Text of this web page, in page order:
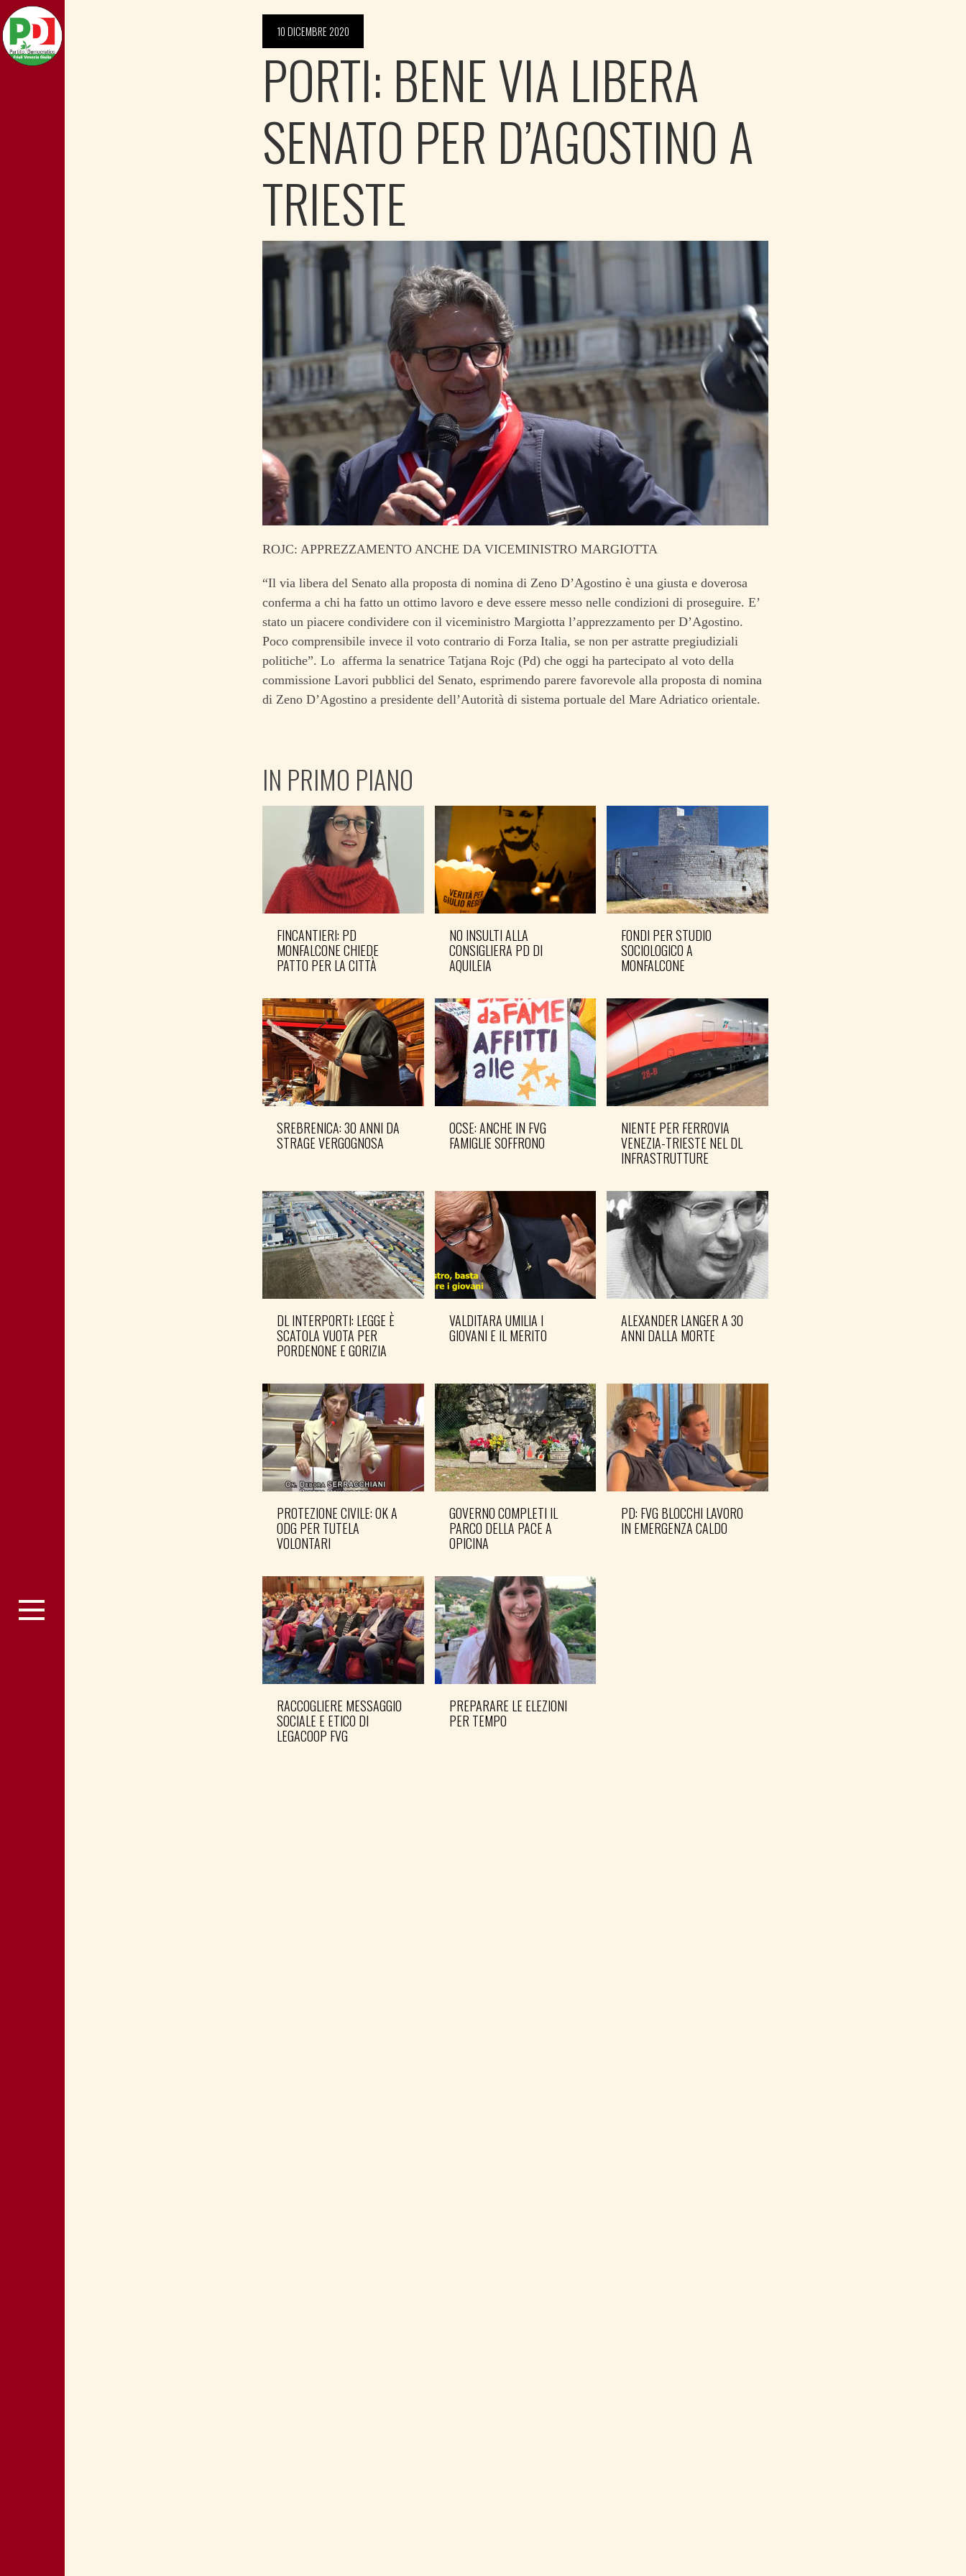
10 DICEMBRE 2020
PORTI: BENE VIA LIBERA
SENATO PER D’AGOSTINO A
TRIESTE
ROJC: APPREZZAMENTO ANCHE DA VICEMINISTRO MARGIOTTA
“Il via libera del Senato alla proposta di nomina di Zeno D’Agostino è una giusta e doverosa
conferma a chi ha fatto un ottimo lavoro e deve essere messo nelle condizioni di proseguire. E’
stato un piacere condividere con il viceministro Margiotta l’apprezzamento per D’Agostino.
Poco comprensibile invece il voto contrario di Forza Italia, se non per astratte pregiudiziali
politiche”. Lo afferma la senatrice Tatjana Rojc (Pd) che oggi ha partecipato al voto della
commissione Lavori pubblici del Senato, esprimendo parere favorevole alla proposta di nomina
di Zeno D’Agostino a presidente dell’Autorità di sistema portuale del Mare Adriatico orientale.
IN PRIMO PIANO
FINCANTIERI: PD
MONFALCONE CHIEDE
PATTO PER LA CITTÀ
NO INSULTI ALLA
CONSIGLIERA PD DI
AQUILEIA
FONDI PER STUDIO
SOCIOLOGICO A
MONFALCONE
SREBRENICA: 30 ANNI DA
STRAGE VERGOGNOSA
OCSE: ANCHE IN FVG
FAMIGLIE SOFFRONO
NIENTE PER FERROVIA
VENEZIA-TRIESTE NEL DL
INFRASTRUTTURE
DL INTERPORTI: LEGGE È
SCATOLA VUOTA PER
PORDENONE E GORIZIA
VALDITARA UMILIA I
GIOVANI E IL MERITO
ALEXANDER LANGER A 30
ANNI DALLA MORTE
PROTEZIONE CIVILE: OK A
ODG PER TUTELA
VOLONTARI
GOVERNO COMPLETI IL
PARCO DELLA PACE A
OPICINA
PD: FVG BLOCCHI LAVORO
IN EMERGENZA CALDO
RACCOGLIERE MESSAGGIO
SOCIALE E ETICO DI
LEGACOOP FVG
PREPARARE LE ELEZIONI
PER TEMPO